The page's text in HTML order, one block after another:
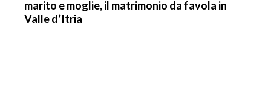
marito e moglie, il matrimonio da favola in
Valle d’Itria